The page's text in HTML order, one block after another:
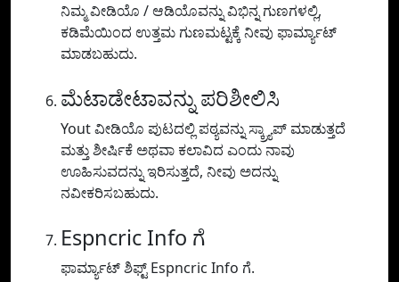
ನಿಮ್ಮ ವೀಡಿಯೊ / ಆಡಿಯೊವನ್ನು ವಿಭಿನ್ನ ಗುಣಗಳಲ್ಲಿ,
ಕಡಿಮೆಯಿಂದ ಉತ್ತಮ ಗುಣಮಟ್ಟಕ್ಕೆ ನೀವು ಫಾರ್ಮ್ಯಾಟ್
ಮಾಡಬಹುದು.
ಮೆಟಾಡೇಟಾವನ್ನು ಪರಿಶೀಲಿಸಿ
Yout ವೀಡಿಯೊ ಪುಟದಲ್ಲಿ ಪಠ್ಯವನ್ನು ಸ್ಕ್ರ್ಯಾಪ್ ಮಾಡುತ್ತದೆ
ಮತ್ತು ಶೀರ್ಷಿಕೆ ಅಥವಾ ಕಲಾವಿದ ಎಂದು ನಾವು
ಊಹಿಸುವದನ್ನು ಇರಿಸುತ್ತದೆ, ನೀವು ಅದನ್ನು
ನವೀಕರಿಸಬಹುದು.
Espncric Info ಗೆ
ಫಾರ್ಮ್ಯಾಟ್ ಶಿಫ್ಟ್ Espncric Info ಗೆ.